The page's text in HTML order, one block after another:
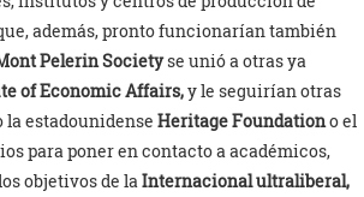
además, pronto funcionarían también
Pelerin Societyse unió a otras ya
of Economic Affairs,y le seguirían otras
la estadounidense Heritage Foundationo el
para poner en contacto a académicos,
objetivos de la Internacional ultraliberal,